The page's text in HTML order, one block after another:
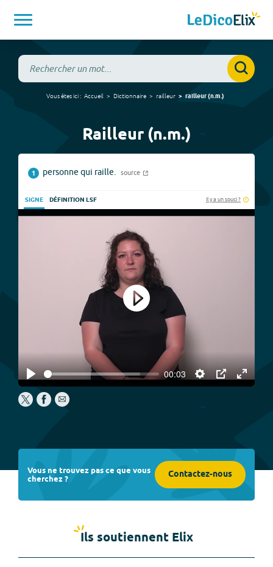
Vous êtes ici : Accueil Dictionnaire railleur railleur(n.m.)
Railleur (n.m.)
1 personne qui raille. source
SIGNE DÉFINITION LSF Il y a un souci ?
Play
00:03
Settings
PIP
Enter
Play
Vous ne trouvez pas ce que vous
cherchez ? Contactez-nous
Ils soutiennent Elix